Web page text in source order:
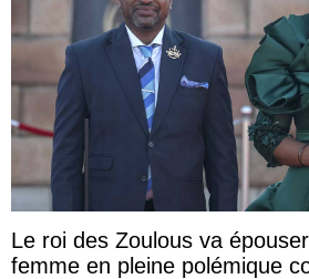
Le roi des Zoulous va
femme en pleine polémique